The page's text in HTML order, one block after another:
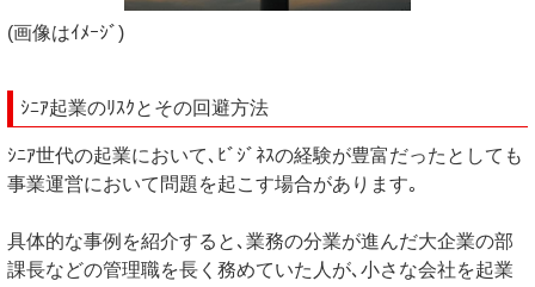
(画像はｲﾒｰｼﾞ)
ｼﾆｱ起業のﾘｽｸとその回避方法
ｼﾆｱ世代の起業において､ﾋﾞｼﾞﾈｽの経験が豊富だったとしても
事業運営において問題を起こす場合があります｡
具体的な事例を紹介すると､業務の分業が進んだ大企業の部
課長などの管理職を長く務めていた人が､小さな会社を起業